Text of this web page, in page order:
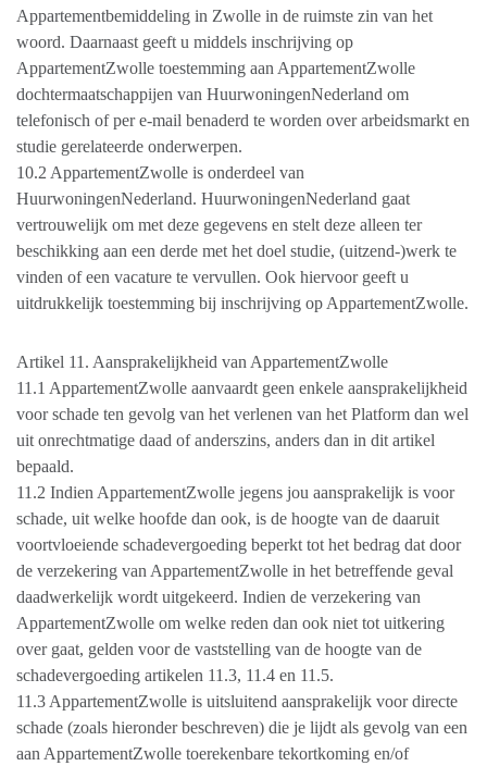
Appartementbemiddeling in Zwolle in de ruimste zin van het
woord. Daarnaast geeft u middels inschrijving op
AppartementZwolle toestemming aan AppartementZwolle
dochtermaatschappijen van HuurwoningenNederland om
telefonisch of per e-mail benaderd te worden over arbeidsmarkt en
studie gerelateerde onderwerpen.
10.2 AppartementZwolle is onderdeel van
HuurwoningenNederland. HuurwoningenNederland gaat
vertrouwelijk om met deze gegevens en stelt deze alleen ter
beschikking aan een derde met het doel studie, (uitzend-)werk te
vinden of een vacature te vervullen. Ook hiervoor geeft u
uitdrukkelijk toestemming bij inschrijving op AppartementZwolle.
Artikel 11. Aansprakelijkheid van AppartementZwolle
11.1 AppartementZwolle aanvaardt geen enkele aansprakelijkheid
voor schade ten gevolg van het verlenen van het Platform dan wel
uit onrechtmatige daad of anderszins, anders dan in dit artikel
bepaald.
11.2 Indien AppartementZwolle jegens jou aansprakelijk is voor
schade, uit welke hoofde dan ook, is de hoogte van de daaruit
voortvloeiende schadevergoeding beperkt tot het bedrag dat door
de verzekering van AppartementZwolle in het betreffende geval
daadwerkelijk wordt uitgekeerd. Indien de verzekering van
AppartementZwolle om welke reden dan ook niet tot uitkering
over gaat, gelden voor de vaststelling van de hoogte van de
schadevergoeding artikelen 11.3, 11.4 en 11.5.
11.3 AppartementZwolle is uitsluitend aansprakelijk voor directe
schade (zoals hieronder beschreven) die je lijdt als gevolg van een
aan AppartementZwolle toerekenbare tekortkoming en/of